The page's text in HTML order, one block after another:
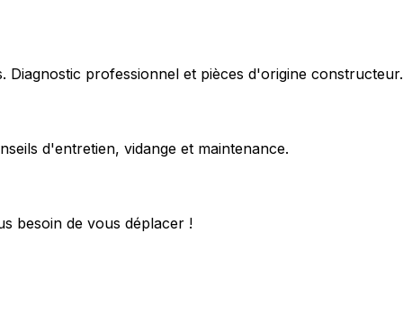
Diagnostic professionnel et pièces d'origine constructeur.
d'entretien, vidange et maintenance.
besoin de vous déplacer !